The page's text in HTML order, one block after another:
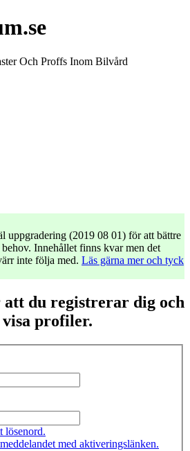
Och Proffs Inom Bilvård
uppgradering (2019 08 01) för att bättre
Innehållet finns kvar men det
inte följa med. Läs gärna mer och tyck
du registrerar dig och
profiler.
lösenord.
med aktiveringslänken.